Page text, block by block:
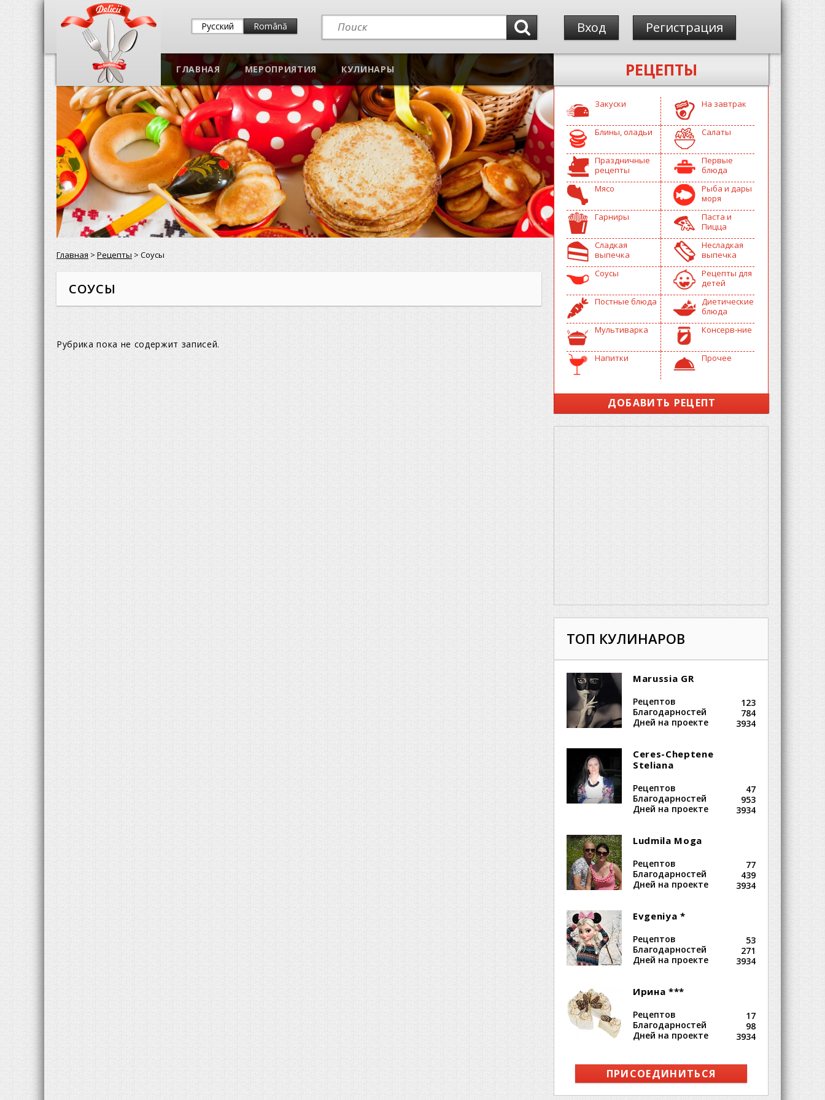
Русский Română Вход Регистрация
ГЛАВНАЯ МЕРОПРИЯТИЯ КУЛИНАРЫ РЕЦЕПТЫ
Главная > Рецепты > Соусы
СОУСЫ
Рубрика пока не содержит записей.
Закуски На завтрак
Блины, оладьи Салаты
Праздничные
рецепты
Первые
блюда
Мясо
Рыба и дары
моря
Гарниры
Паста и
Пицца
Сладкая
выпечка
Несладкая
выпечка
Соусы
Рецепты для
детей
Постные блюда
Диетические
блюда
Мультиварка
Консерв-ние
Напитки Прочее
ДОБАВИТЬ РЕЦЕПТ
ТОП КУЛИНАРОВ
Marussia GR
Рецептов 123
Благодарностей 784
Дней на проекте 3934
Ceres-Cheptene
Steliana
Рецептов 47
Благодарностей 953
Дней на проекте 3934
Ludmila Moga
Рецептов 77
Благодарностей 439
Дней на проекте 3934
Evgeniya *
Рецептов 53
Благодарностей 271
Дней на проекте 3934
Ирина ***
Рецептов 17
Благодарностей 98
Дней на проекте 3934
ПРИСОЕДИНИТЬСЯ